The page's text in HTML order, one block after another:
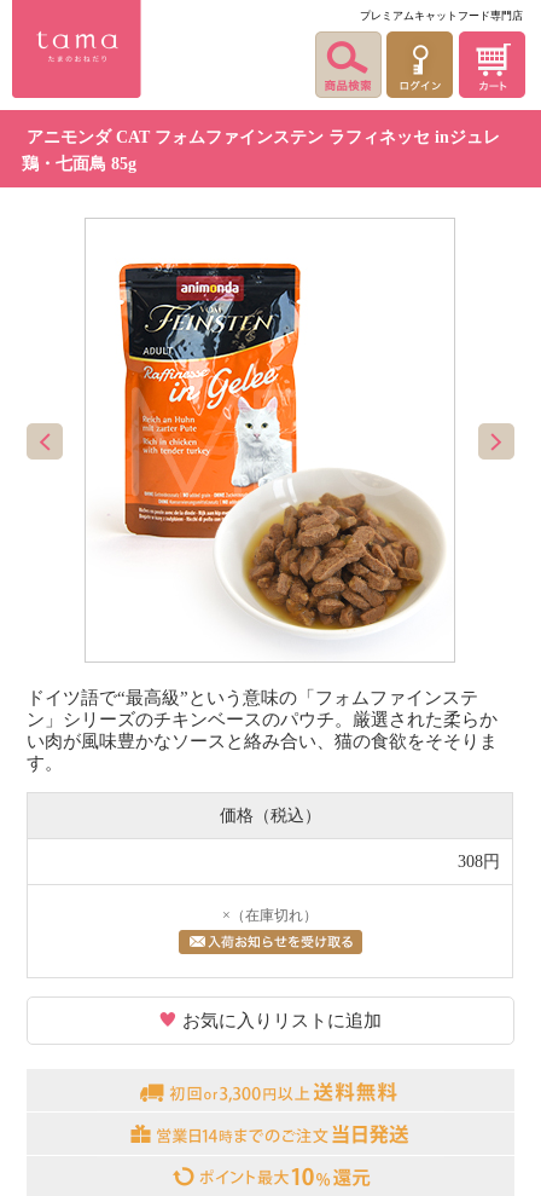
プレミアムキャットフード専門店
アニモンダ CAT フォムファインステン ラフィネッセ inジュレ
鶏・七面鳥 85g
ドイツ語で“最高級”という意味の「フォムファインステ
ン」シリーズのチキンベースのパウチ。厳選された柔らか
い肉が風味豊かなソースと絡み合い、猫の食欲をそそりま
す。
価格（税込）
308円
×（在庫切れ）
お気に入りリストに追加